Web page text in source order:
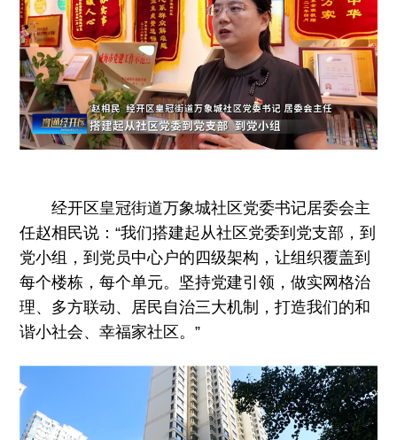
经开区皇冠街道万象城社区党委书记居委会主
任赵相民说：“我们搭建起从社区党委到党支部，到
党小组，到党员中心户的四级架构，让组织覆盖到
每个楼栋，每个单元。坚持党建引领，做实网格治
理、多方联动、居民自治三大机制，打造我们的和
谐小社会、幸福家社区。”